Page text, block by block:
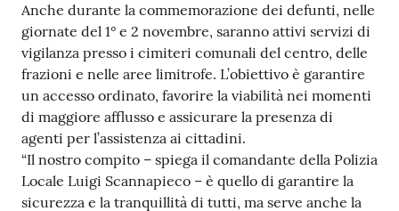
Anche durante la commemorazione dei defunti, nelle
giornate del 1° e 2 novembre, saranno attivi servizi di
vigilanza presso i cimiteri comunali del centro, delle
frazioni e nelle aree limitrofe. L’obiettivo è garantire
un accesso ordinato, favorire la viabilità nei momenti
di maggiore afflusso e assicurare la presenza di
agenti per l’assistenza ai cittadini.
“Il nostro compito – spiega il comandante della Polizia
Locale Luigi Scannapieco – è quello di garantire la
sicurezza e la tranquillità di tutti, ma serve anche la